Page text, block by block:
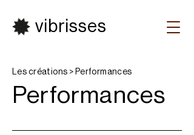
vibrisses
Les créations > Performances
Performances